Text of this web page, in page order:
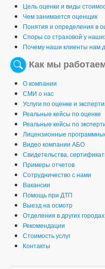
Цель оценки и виды
Чем занимается оценщик
Понятия и определения в
Споры со страховой у
Почему наши клиенты нам
Как мы
О компании
СМИ о нас
Услуги по оценке и
Реальные кейсы по оценке
Реальные кейсы по
Лицензионные
Видео компании АБО
Свидетельства,
Примеры отчетов
Сотрудничество с нами
Вакансии
Помощь при ДТП
Выезд на осмотр
Отделения в других городах
Рекомендации
Стоимость услуг
Контакты